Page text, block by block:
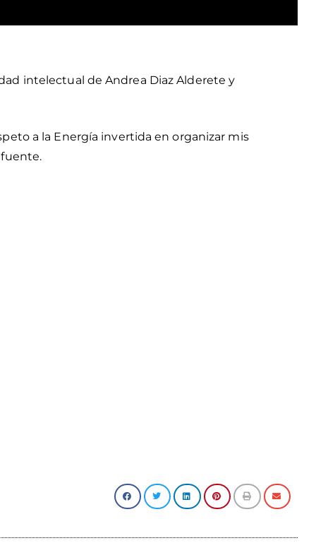
intelectual de Andrea Diaz Alderete y
a la Energía invertida en organizar mis